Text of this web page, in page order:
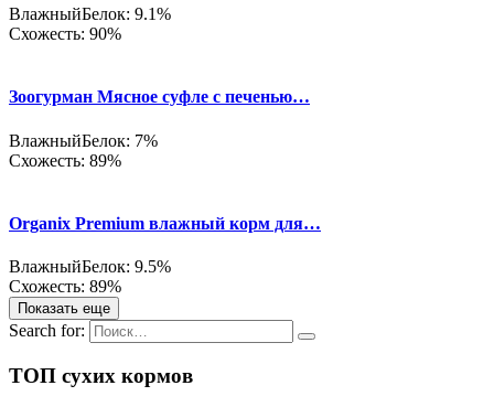
ВлажныйБелок: 9.1%
Схожесть: 90%
Зоогурман Мясное суфле с печенью…
ВлажныйБелок: 7%
Схожесть: 89%
Organix Premium влажный корм для…
ВлажныйБелок: 9.5%
Схожесть: 89%
Показать еще
Search for:
ТОП сухих кормов